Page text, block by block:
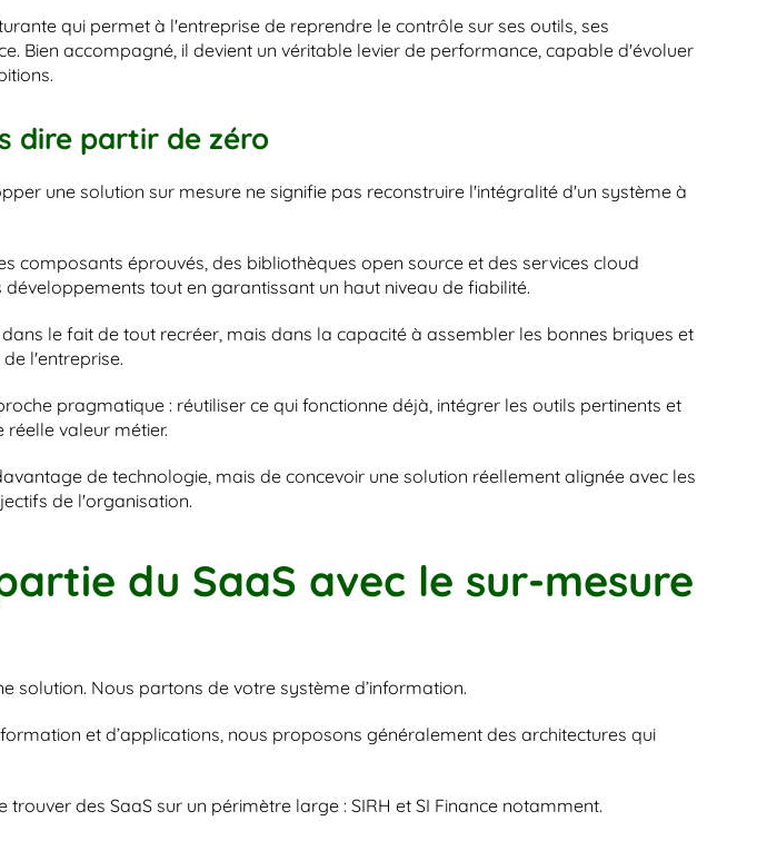
qui permet à l'entreprise de reprendre le contrôle sur ses outils, ses
Bien accompagné, il devient un véritable levier de performance, capable d'évoluer
dire partir de zéro
une solution sur mesure ne signifie pas reconstruire l'intégralité d'un système à
composants éprouvés, des bibliothèques open source et des services cloud
tout en garantissant un haut niveau de fiabilité.
le fait de tout recréer, mais dans la capacité à assembler les bonnes briques et
l'entreprise.
pragmatique : réutiliser ce qui fonctionne déjà, intégrer les outils pertinents et
valeur métier.
de technologie, mais de concevoir une solution réellement alignée avec les
de l'organisation.
du SaaS avec le sur-mesure
solution. Nous partons de votre système d’information.
et d’applications, nous proposons généralement des architectures qui
des SaaS sur un périmètre large : SIRH et SI Finance notamment.